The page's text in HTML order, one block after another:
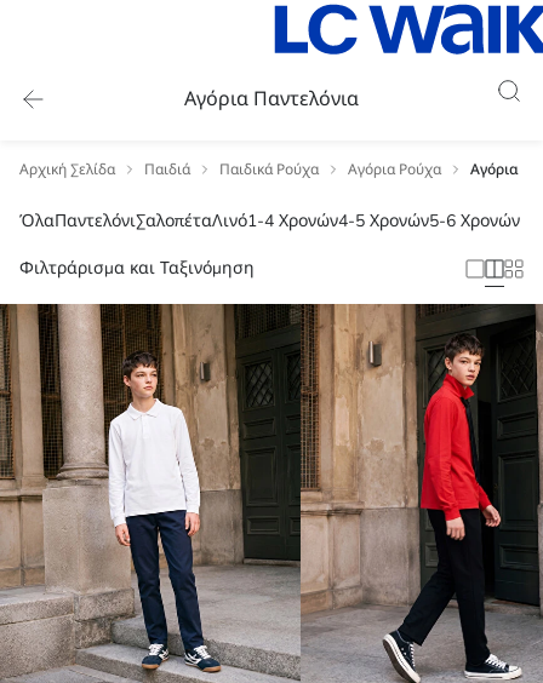
Αγόρια Παντελόνια
Αρχική Σελίδα Παιδιά Παιδικά Ρούχα Αγόρια Ρούχα Αγόρια
ΌλαΠαντελόνιΣαλοπέταΛινό1-4 Χρονών4-5 Χρονών5-6 Χρονών
Φιλτράρισμα και Ταξινόμηση